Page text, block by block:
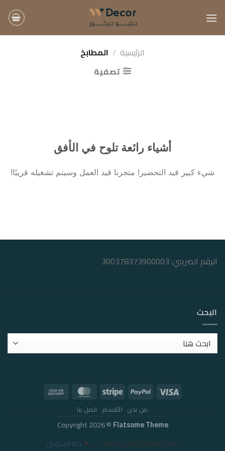
للمحتوى
الرئيسية / المطابخ
تصفية
أشياء رائعة تلوح في الأفق
شيء كبير قيد التحضير! متجرنا قيد العمل وسيتم تشغيله قريبًا!
الرقم الضريبي: 300378373900003
البحث
من نحن الأقسام اتصل بنا
Copyright 2026 ©Flatsome Theme
صمم الموقع بإبداع وشغف في❤خط التسويق